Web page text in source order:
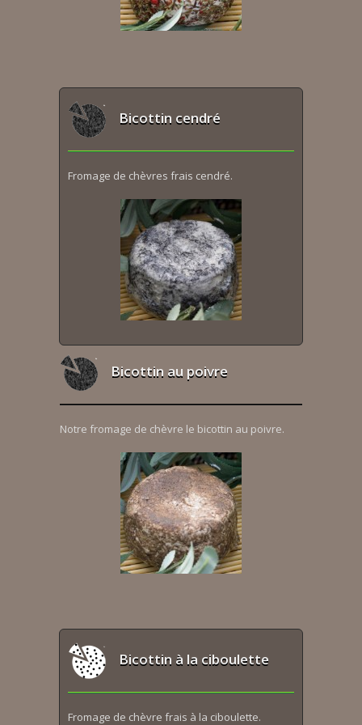
Bicottin cendré
Fromage de chèvres frais cendré.
Bicottin au poivre
Notre fromage de chèvre le bicottin au poivre.
Bicottin à la ciboulette
Fromage de chèvre frais à la ciboulette.